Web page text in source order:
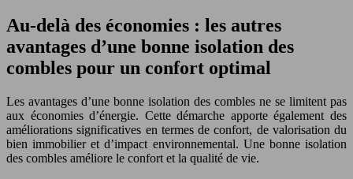
Au-delà des économies : les autres
avantages d’une bonne isolation des
combles pour un confort optimal
Les avantages d’une bonne isolation des combles ne se limitent pas
aux économies d’énergie. Cette démarche apporte également des
améliorations significatives en termes de confort, de valorisation du
bien immobilier et d’impact environnemental. Une bonne isolation
des combles améliore le confort et la qualité de vie.